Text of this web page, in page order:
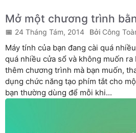
Mở một chương trình
24 Tháng Tám, 2014 Công
Máy tính của bạn đang cài quá
quá nhiều cửa sổ và không muốn
thêm chương trình mà bạn muốn,
dụng chức năng tạo phím tắt cho
bạn thường dùng để mỗi khi...